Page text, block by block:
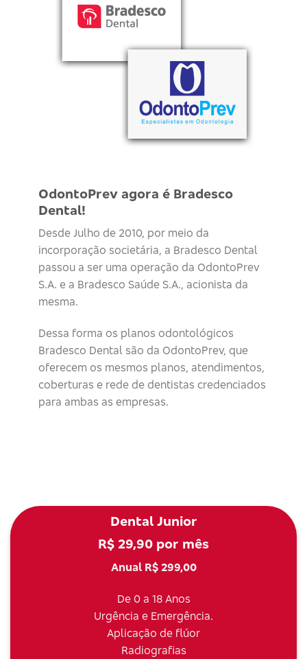
OdontoPrev agora é Bradesco
Dental!
Desde Julho de 2010, por meio da
incorporação societária, a Bradesco Dental
passou a ser uma operação da OdontoPrev
S.A. e a Bradesco Saúde S.A., acionista da
mesma.
Dessa forma os planos odontológicos
Bradesco Dental são da OdontoPrev, que
oferecem os mesmos planos, atendimentos,
coberturas e rede de dentistas credenciados
para ambas as empresas.
Dental Junior
R$ 29,90 por mês
Anual R$ 299,00
De 0 a 18 Anos
Urgência e Emergência.
Aplicação de flúor
Radiografias